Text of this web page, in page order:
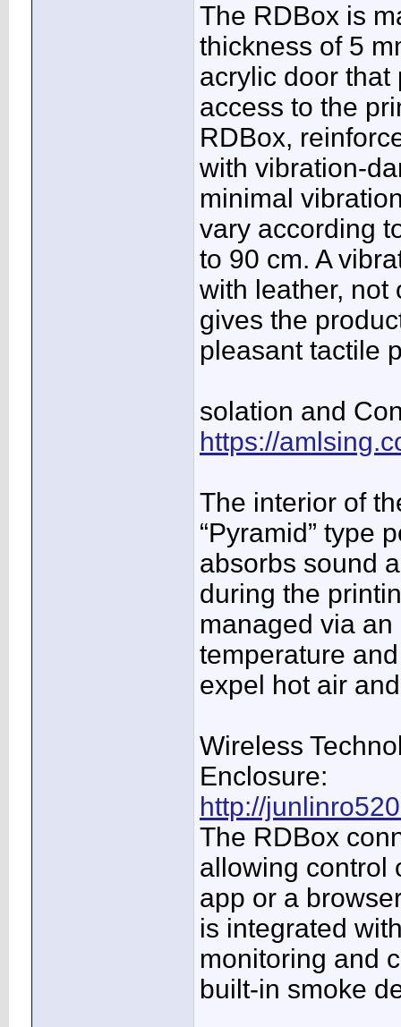
The RDBox is
thickness of 5
acrylic door that
access to the
RDBox,
with vibration-
minimal
vary according
to 90 cm. A
with leather, not
gives the
pleasant tactile
solation and
https://
The interior of
“Pyramid” type
absorbs sound
during the
managed via
temperature
expel hot air
Wireless
Enclosure:
http://
The RDBox
allowing control
app or a
is integrated
monitoring and
built-in smoke